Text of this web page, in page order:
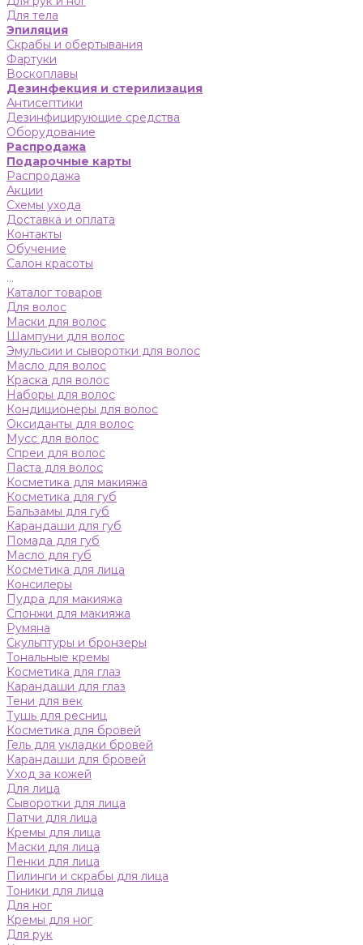
Для тела
Эпиляция
Скрабы и обертывания
Фартуки
Воскоплавы
Дезинфекция и стерилизация
Антисептики
Дезинфицирующие средства
Оборудование
Распродажа
Подарочные карты
Распродажа
Акции
Схемы ухода
Доставка и оплата
Контакты
Обучение
Салон красоты
...
Каталог товаров
Для волос
Маски для волос
Шампуни для волос
Эмульсии и сыворотки для волос
Масло для волос
Краска для волос
Наборы для волос
Кондиционеры для волос
Оксиданты для волос
Мусс для волос
Спреи для волос
Паста для волос
Косметика для макияжа
Косметика для губ
Бальзамы для губ
Карандаши для губ
Помада для губ
Масло для губ
Косметика для лица
Консилеры
Пудра для макияжа
Спонжи для макияжа
Румяна
Скульптуры и бронзеры
Тональные кремы
Косметика для глаз
Карандаши для глаз
Тени для век
Тушь для ресниц
Косметика для бровей
Гель для укладки бровей
Карандаши для бровей
Уход за кожей
Для лица
Сыворотки для лица
Патчи для лица
Кремы для лица
Маски для лица
Пенки для лица
Пилинги и скрабы для лица
Тоники для лица
Для ног
Кремы для ног
Для рук